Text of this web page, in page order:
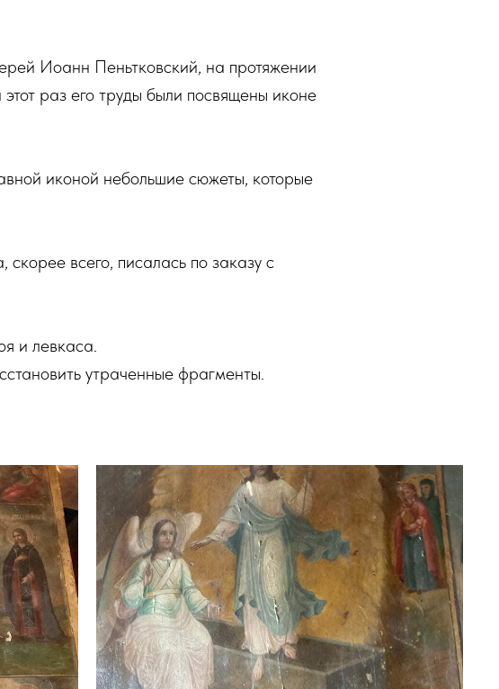
Иоанн Пеньтковский, на протяжении
раз его труды были посвящены иконе
иконой небольшие сюжеты, которые
всего, писалась по заказу с
и левкаса.
утраченные фрагменты.